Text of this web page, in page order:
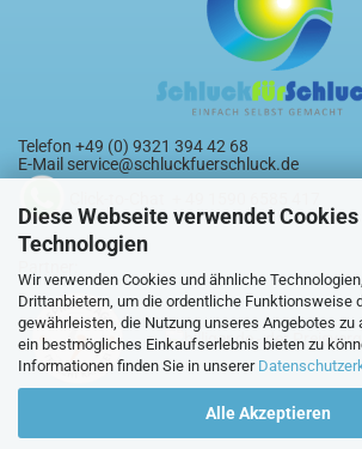
Diese Webseite verwendet
Technologien
Wir verwenden Cookies und ähnliche
Drittanbietern, um die ordentliche Funktionsweise
gewährleisten, die Nutzung unseres Angebotes zu
ein bestmögliches Einkaufserlebnis bieten zu
Informationen finden Sie in unserer
Alle Akzeptieren
Telefon +49 (0) 9321 394 42 68
E-Mail service@schluckfuerschluck.de